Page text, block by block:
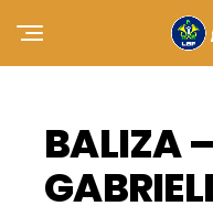
BALIZA